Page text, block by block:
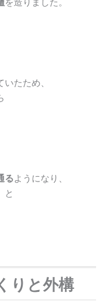
たため、
るようになり、
と
りと外構